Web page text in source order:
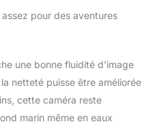
dans l'eau
】— LED
allumée, LED
allumée, toutes les
allumées, toutes
pour des aventures
une bonne fluidité d’image
netteté puisse être améliorée
cette caméra reste
marin même en eaux